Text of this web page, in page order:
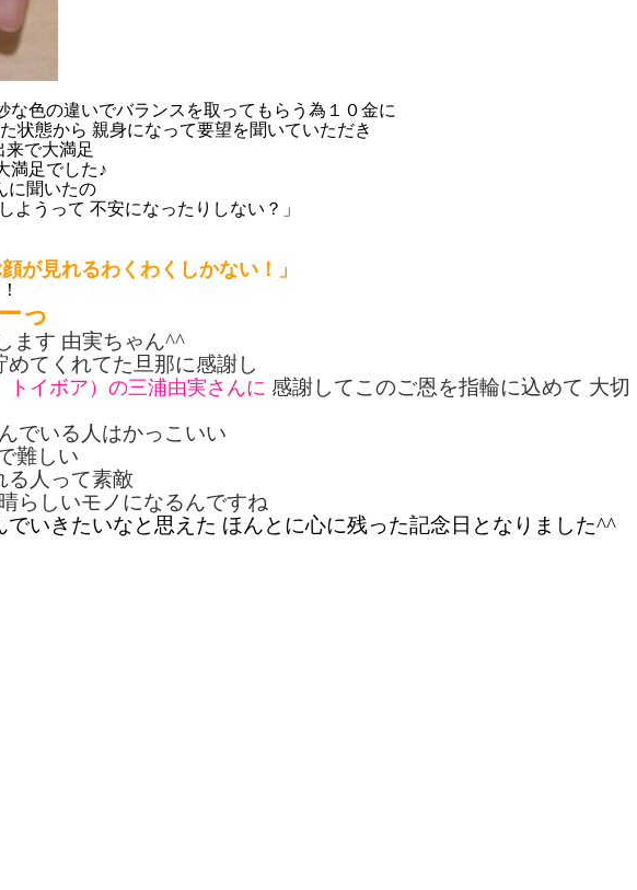
色の違いでバランスを取ってもらう為１０金に
状態から 親身になって要望を聞いていただき
来で大満足
満足でした♪
に聞いたの
ようって 不安になったりしない？」
が見れるわくわくしかない！」
っ
ます 由実ちゃん^^
てくれてた旦那に感謝し
イボア）の三浦由実さんに 感謝してこのご恩を指輪に込めて 大切
でいる人はかっこいい
難しい
る人って素敵
らしいモノになるんですね
いきたいなと思えた ほんとに心に残った記念日となりました^^